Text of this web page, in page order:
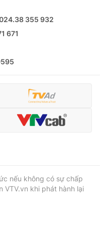
355 932
671
nếu không có sự chấp
VTV.vn khi phát hành lại